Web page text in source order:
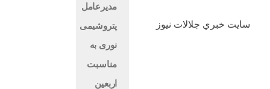
سايت خبري جلالات نيوز
مدیرعامل
پتروشیمی
نوری به
مناسبت
اربعین